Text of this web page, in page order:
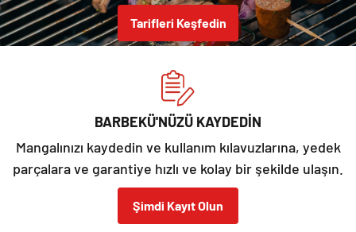
Tarifleri Keşfedin
BARBEKÜ'NÜZÜ KAYDEDİN
Mangalınızı kaydedin ve kullanım kılavuzlarına, yedek
parçalara ve garantiye hızlı ve kolay bir şekilde ulaşın.
Şimdi Kayıt Olun